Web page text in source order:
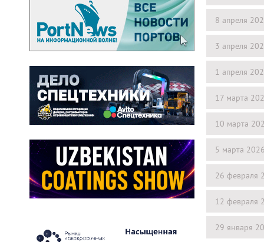
8 апреля
3 апреля
1 апреля
17 марта
10 марта
5 марта
26 февраля
12 февраля
29 января